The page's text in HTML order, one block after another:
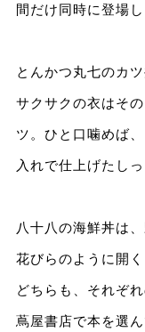
間だけ同時に登場し
とんかつ丸七のカ
サクサクの衣はそ
ツ。ひと口噛めば
入れで仕上げたし
八十八の海鮮丼は
花びらのように開
どちらも、それぞ
蔦屋書店で本を選